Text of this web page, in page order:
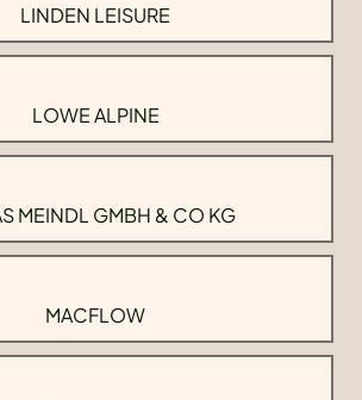
LINDEN LEISURE
LOWE ALPINE
MEINDL GMBH & CO KG
MACFLOW